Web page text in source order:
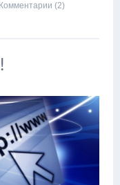
Комментарии (2)